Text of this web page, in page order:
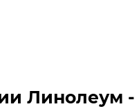
Линолеум -